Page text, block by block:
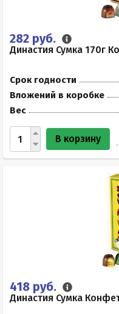
282 руб.
Династия Сумка 170г
Срок годности
Вложений в коробке
Вес
В корзину
418 руб.
Династия Сумка